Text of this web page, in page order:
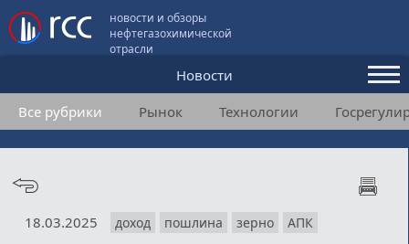
новости и обзоры
нефтегазохимической
отрасли
Новости
Аналитика и мнения
Конференции
Подписка
Все рубрики Рынок Технологии
18.03.2025 доход пошлина зерно АПК